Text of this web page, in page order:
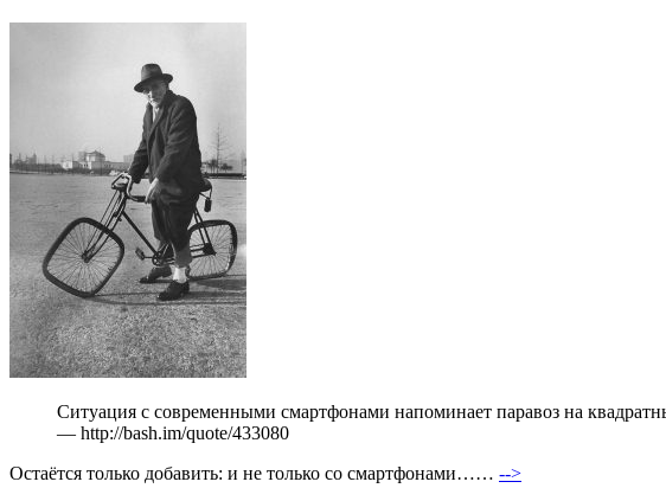
Ситуация с современными смартфонами напоминает паравоз на
— http://bash.im/quote/433080
Остаётся только добавить: и не только со смартфонами…… -->